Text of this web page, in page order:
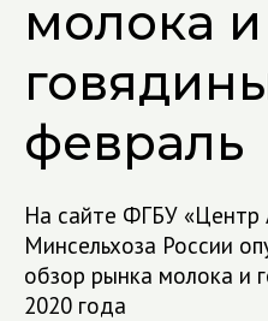
молока и
февраль
На сайте ФГБУ «Центр
Минсельхоза России
обзор рынка молока и
2020 года